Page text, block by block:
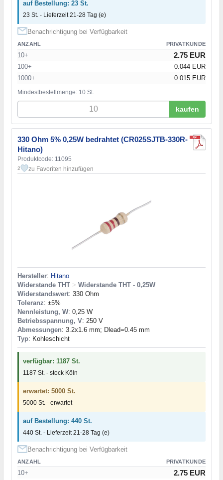
auf Bestellung: 23 St.
23 St. - Lieferzeit 21-28 Tag (e)
Benachrichtigung bei Verfügbarkeit
ANZAHL PRIVATKUNDE
10+ 2.75 EUR
100+
0.044 EUR
1000+
0.015 EUR
Mindestbestellmenge: 10 St.
kaufen
330 Ohm 5% 0,25W bedrahtet (CR025SJTB-330R-
Hitano)
Produktcode: 11095
2 zu Favoriten hinzufügen
Hersteller: Hitano
Widerstande THT > Widerstande THT - 0,25W
Widerstandswert: 330 Ohm
Toleranz: ±5%
Nennleistung, W: 0,25 W
Betriebsspannung, V: 250 V
Abmessungen: 3.2x1.6 mm; Dlead=0.45 mm
Typ: Kohleschicht
verfügbar: 1187 St.
1187 St. - stock Köln
erwartet: 5000 St.
5000 St. - erwartet
auf Bestellung: 440 St.
440 St. - Lieferzeit 21-28 Tag (e)
Benachrichtigung bei Verfügbarkeit
ANZAHL PRIVATKUNDE
10+ 2.75 EUR